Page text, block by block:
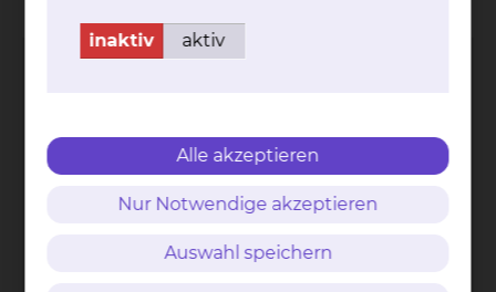
Städtisches Klinikum
Braunschweig gGmbH
38118 Braunschweig
inaktiv aktiv
Alle akzeptieren
Nur Notwendige akzeptieren
Auswahl speichern